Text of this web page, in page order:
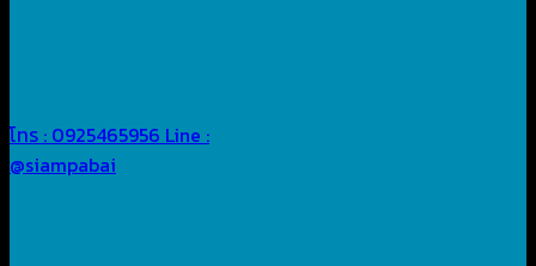
โทร : 0925465956 Line :
@siampabai